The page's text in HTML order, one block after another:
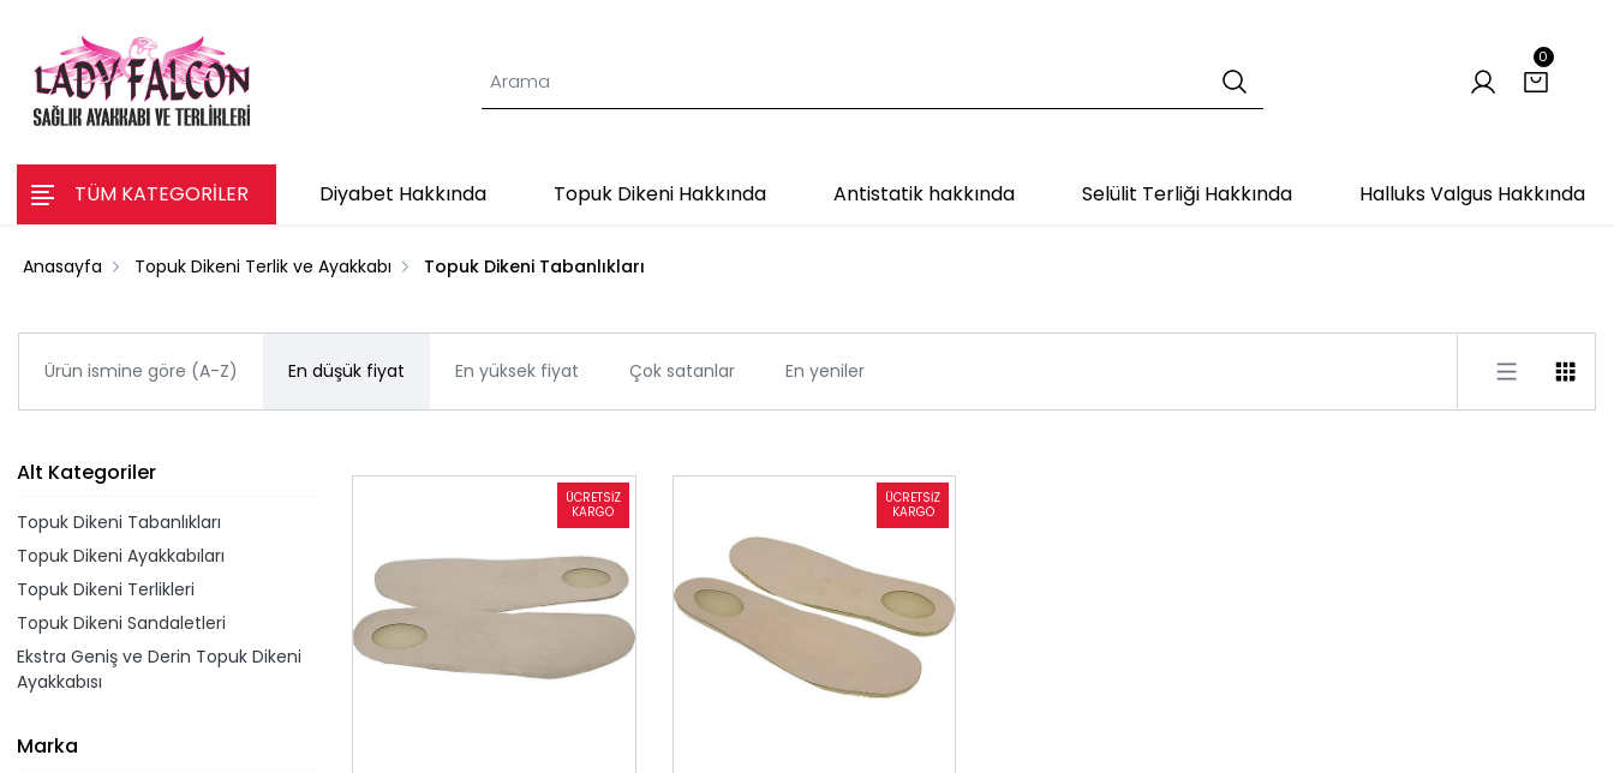
0
TÜM KATEGORİLER Diyabet Hakkında Topuk Dikeni Hakkında Antistatik hakkında Selülit Terliği Hakkında Halluks Valgus Hakkında
Anasayfa Topuk Dikeni Terlik ve Ayakkabı Topuk Dikeni Tabanlıkları
Ürün ismine göre (A-Z) En düşük fiyat En yüksek fiyat Çok satanlar En yeniler
Alt Kategoriler
Topuk Dikeni Tabanlıkları
Topuk Dikeni Ayakkabıları
Topuk Dikeni Terlikleri
Topuk Dikeni Sandaletleri
Ekstra Geniş ve Derin Topuk Dikeni
Ayakkabısı
Marka